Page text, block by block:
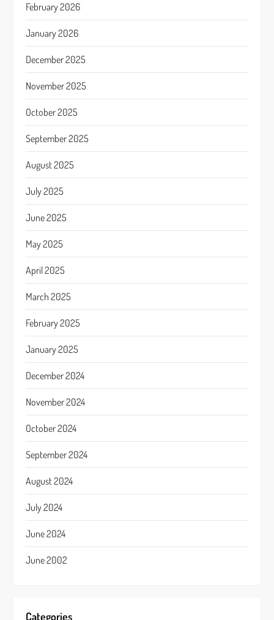
February 2026
January 2026
December 2025
November 2025
October 2025
September 2025
August 2025
July 2025
June 2025
May 2025
April 2025
March 2025
February 2025
January 2025
December 2024
November 2024
October 2024
September 2024
August 2024
July 2024
June 2024
June 2002
Categories